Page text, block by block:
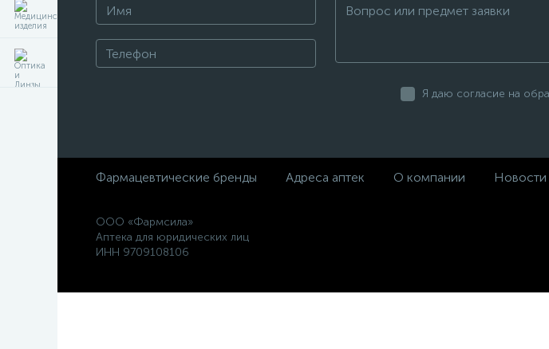
Я даю согласие на
Фармацевтические бренды Адреса аптек О компании Новости
ООО «Фармсила»
Аптека для юридических лиц
ИНН 9709108106